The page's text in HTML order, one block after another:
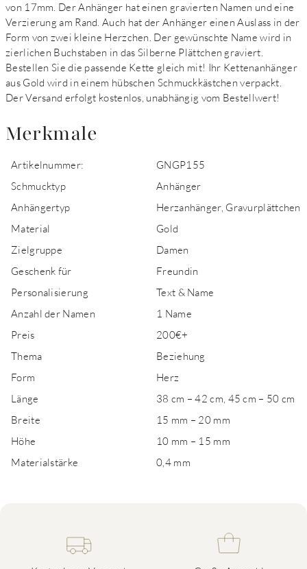
von 17mm. Der Anhänger hat einen gravierten Namen und eine
Verzierung am Rand. Auch hat der Anhänger einen Auslass in der
Form von zwei kleine Herzchen. Der gewünschte Name wird in
zierlichen Buchstaben in das Silberne Plättchen graviert.
Bestellen Sie die passende Kette gleich mit! Ihr Kettenanhänger
aus Gold wird in einem hübschen Schmuckkästchen verpackt.
Der Versand erfolgt kostenlos, unabhängig vom Bestellwert!
Merkmale
Artikelnummer:
GNGP155
Schmucktyp
Anhänger
Anhängertyp
Herzanhänger, Gravurplättchen
Material
Gold
Zielgruppe
Damen
Geschenk für
Freundin
Personalisierung
Text & Name
Anzahl der Namen
1 Name
Preis
200€+
Thema
Beziehung
Form
Herz
Länge
38 cm – 42 cm, 45 cm – 50 cm
Breite
15 mm – 20 mm
Höhe
10 mm – 15 mm
Materialstärke
0,4 mm